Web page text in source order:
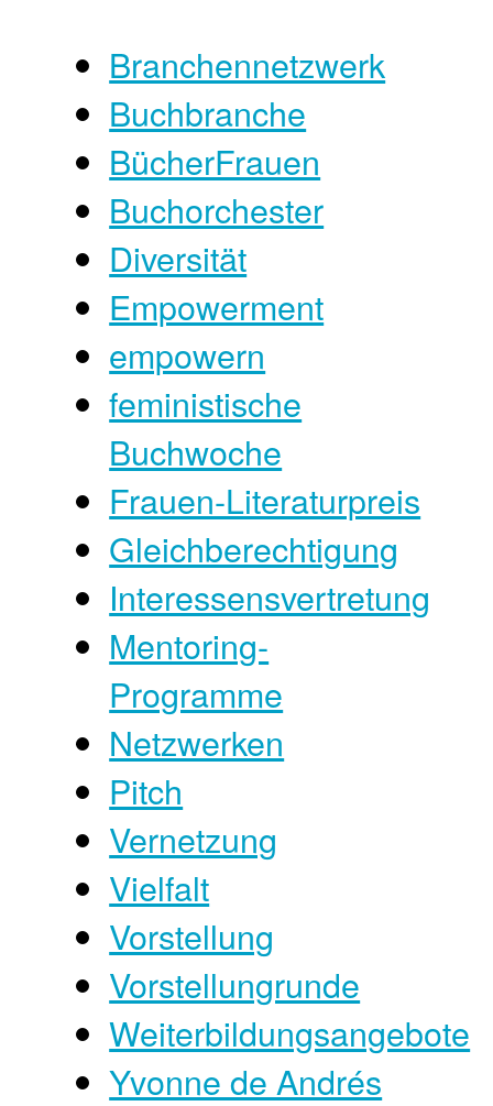
Branchennetzwerk
Buchbranche
BücherFrauen
Buchorchester
Diversität
Empowerment
empowern
feministische
Buchwoche
Frauen-Literaturpreis
Gleichberechtigung
Interessensvertretung
Mentoring-
Programme
Netzwerken
Pitch
Vernetzung
Vielfalt
Vorstellung
Vorstellungrunde
Weiterbildungsangebote
Yvonne de Andrés